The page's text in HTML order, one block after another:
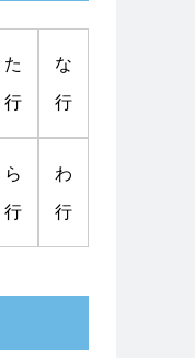
た
行
な
行
ら
行
わ
行